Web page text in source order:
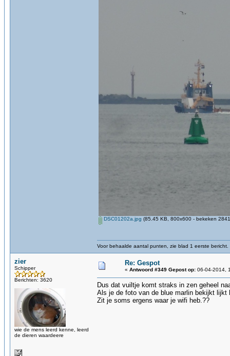
DSC01202a.jpg (85.45 KB, 800x600 - bekeken
Voor behaalde aantal punten, zie blad 1 eerste bericht.
zier
Schipper
Berichten: 3620
wie de mens leerd kenne, leerd
de dieren waardeere
Re: Gespot
« Antwoord #349 Gepost op: 06-04-2014,
Dus dat vuiltje komt straks in zen geheel
Als je de foto van de blue marlin bekijkt
Zit je soms ergens waar je wifi heb.??